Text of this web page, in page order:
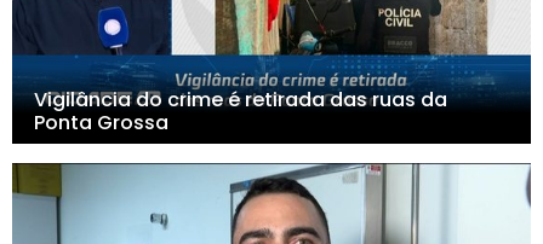
Vigilância do crime é retirada das ruas da
Ponta Grossa